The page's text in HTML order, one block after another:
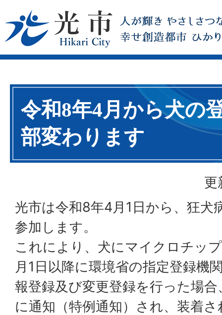
令和8年4月から犬の
部変わります
更
光市は令和8年4月1日から、狂犬
参加します。
これにより、犬にマイクロチッ
月1日以降に環境省の指定登録機
報登録及び変更登録を行った場
に通知（特例通知）され、装着